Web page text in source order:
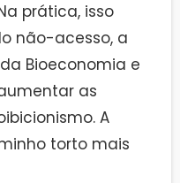
prática, isso
não-acesso, a
Bioeconomia e
as
A
torto mais